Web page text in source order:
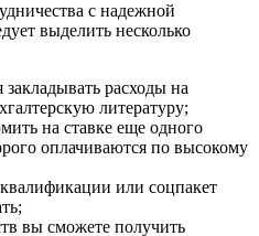
с надежной
выделить несколько
расходы на
литературу;
на ставке еще одного
оплачиваются по высокому
или соцпакет
вы сможете получить